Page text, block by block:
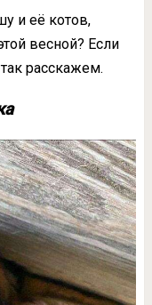
и её котов,
весной? Если
расскажем.